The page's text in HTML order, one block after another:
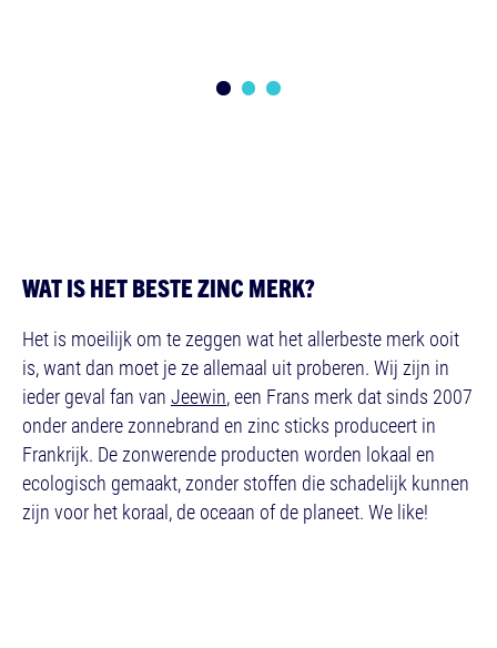
WAT IS HET BESTE ZINC MERK?
Het is moeilijk om te zeggen wat het allerbeste merk ooit
is, want dan moet je ze allemaal uit proberen. Wij zijn in
ieder geval fan van Jeewin, een Frans merk dat sinds 2007
onder andere zonnebrand en zinc sticks produceert in
Frankrijk. De zonwerende producten worden lokaal en
ecologisch gemaakt, zonder stoffen die schadelijk kunnen
zijn voor het koraal, de oceaan of de planeet. We like!